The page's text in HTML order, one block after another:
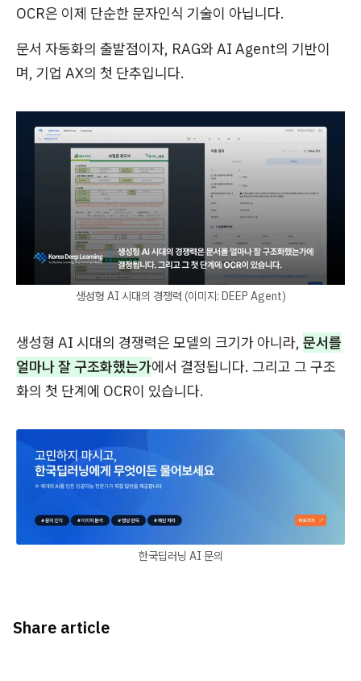
OCR은 이제 단순한 문자인식 기술이 아닙니다.
문서 자동화의 출발점이자, RAG와 AI Agent의 기반이
며, 기업 AX의 첫 단추입니다.
생성형 AI 시대의 경쟁력 (이미지: DEEP Agent)
생성형 AI 시대의 경쟁력은 모델의 크기가 아니라, 문서를
얼마나 잘 구조화했는가에서 결정됩니다. 그리고 그 구조
화의 첫 단계에 OCR이 있습니다.
한국딥러닝 AI 문의
Share article